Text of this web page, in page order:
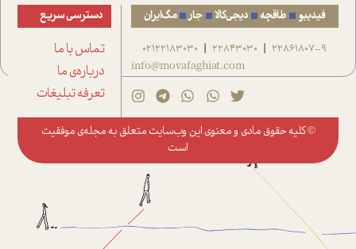
فیدیبو طاقچه دیجی‌کالا جار مگ‌ایران
22861807-9
|
22843030
|
02122183030
info@movafaghiat.com
دسترسی سریع
تماس با ما
درباره‌ی ما
تعرفه تبلیغات
© کلیه حقوق مادی و معنوی این وب‌سایت متعلق به مجله‌ی موفقیت
است